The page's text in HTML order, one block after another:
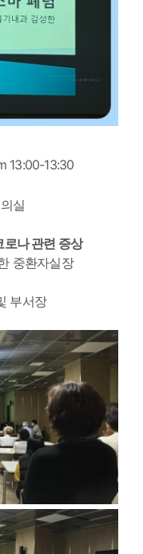
13:00-13:30
실
로나 관련 증상
중환자실장
부서장